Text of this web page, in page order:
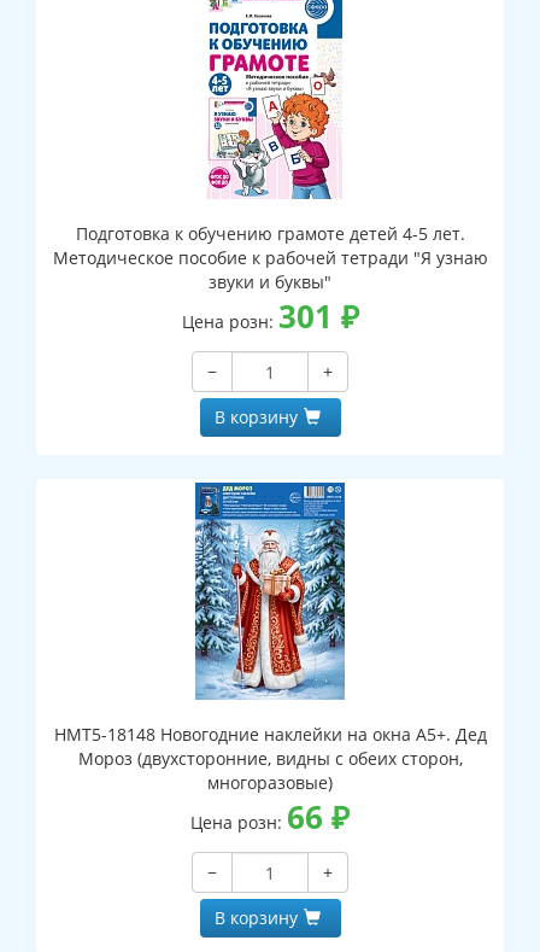
Подготовка к обучению грамоте детей 4-5 лет.
Методическое пособие к рабочей тетради "Я узнаю
звуки и буквы"
Цена розн: 301 ₽
−
+
В корзину
НМТ5-18148 Новогодние наклейки на окна А5+. Дед
Мороз (двухсторонние, видны с обеих сторон,
многоразовые)
Цена розн: 66 ₽
−
+
В корзину